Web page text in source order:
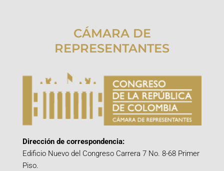
CÁMARA DE
REPRESENTANTES
Dirección de correspondencia:
Edificio Nuevo del Congreso Carrera 7 No. 8-68 Primer
Piso.